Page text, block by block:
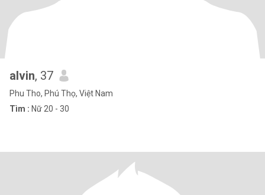
alvin, 37
Phu Tho, Phú Thọ, Việt Nam
Tìm : Nữ 20 - 30